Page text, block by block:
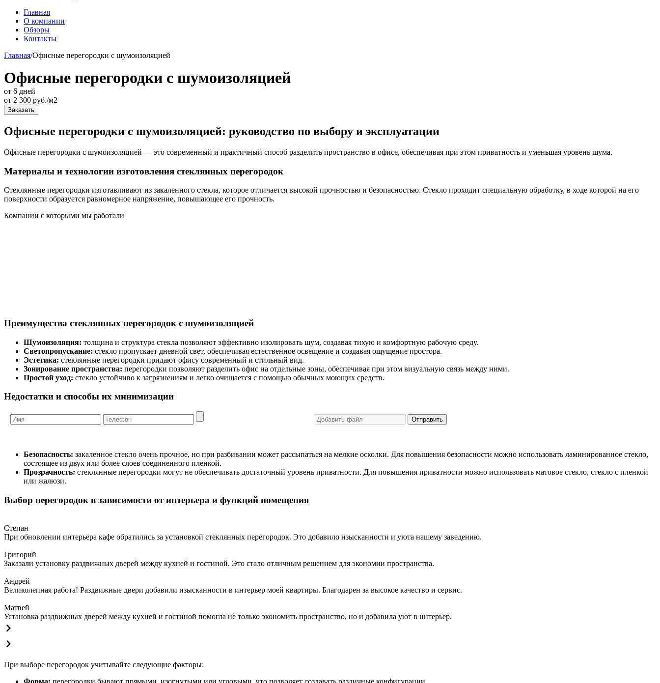
Главная
О компании
Обзоры
Контакты
Главная/Офисные перегородки с шумоизоляцией
Офисные перегородки с шумоизоляцией
от 6 дней
от 2 300 руб./м2
Заказать
Офисные перегородки с шумоизоляцией: руководство по выбору и эксплуатации
Офисные перегородки с шумоизоляцией — это современный и практичный способ разделить пространство в офисе, обеспечивая при этом приватность и уменьшая уровень шума.
Материалы и технологии изготовления стеклянных перегородок
Стеклянные перегородки изготавливают из закаленного стекла, которое отличается высокой прочностью и безопасностью. Стекло проходит специальную обработку, в ходе которой на его
поверхности образуется равномерное напряжение, повышающее его прочность.
Компании с которыми мы работали
Преимущества стеклянных перегородок с шумоизоляцией
Шумоизоляция: толщина и структура стекла позволяют эффективно изолировать шум, создавая тихую и комфортную рабочую среду.
Светопропускание: стекло пропускает дневной свет, обеспечивая естественное освещение и создавая ощущение простора.
Эстетика: стеклянные перегородки придают офису современный и стильный вид.
Зонирование пространства: перегородки позволяют разделить офис на отдельные зоны, обеспечивая при этом визуальную связь между ними.
Простой уход: стекло устойчиво к загрязнениям и легко очищается с помощью обычных моющих средств.
Недостатки и способы их минимизации
Отправить
Безопасность: закаленное стекло очень прочное, но при разбивании может рассыпаться на мелкие осколки. Для повышения безопасности можно использовать ламинированное стекло,
состоящее из двух или более слоев соединенного пленкой.
Прозрачность: стеклянные перегородки могут не обеспечивать достаточный уровень приватности. Для повышения приватности можно использовать матовое стекло, стекло с пленкой
или жалюзи.
Выбор перегородок в зависимости от интерьера и функций помещения
Степан
При обновлении интерьера кафе обратились за установкой стеклянных перегородок. Это добавило изысканности и уюта нашему заведению.
Григорий
Заказали установку раздвижных дверей между кухней и гостиной. Это стало отличным решением для экономии пространства.
Андрей
Великолепная работа! Раздвижные двери добавили изысканности в интерьер моей квартиры. Благодарен за высокое качество и сервис.
Матвей
Установка раздвижных дверей между кухней и гостиной помогла не только экономить пространство, но и добавила уют в интерьер.
При выборе перегородок учитывайте следующие факторы:
Форма: перегородки бывают прямыми, изогнутыми или угловыми, что позволяет создавать различные конфигурации.